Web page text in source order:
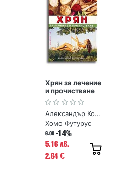
Хрян за лечение
и прочистване
Александър Кородецки
Хомо Футурус
6.00 -14%
5.16 лв.
2.64€